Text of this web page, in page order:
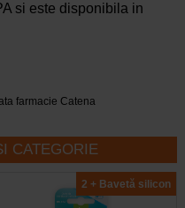
si este disponibila in
farmacie Catena
CATEGORIE
2 + Bavetă silicon